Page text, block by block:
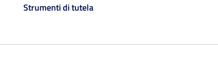
Strumenti di tutela